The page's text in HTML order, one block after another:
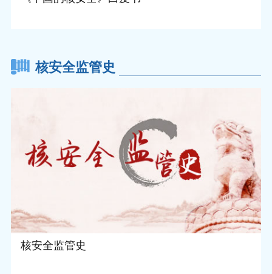
核安全监管史
核安全监管史